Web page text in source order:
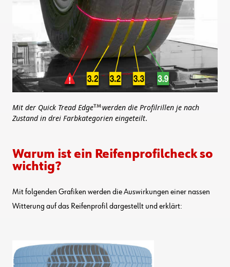
Mit der Quick Tread EdgeTM werden die Profilrillen je nach
Zustand in drei Farbkategorien eingeteilt.
Warum ist ein Reifenprofilcheck so
wichtig?
Mit folgenden Grafiken werden die Auswirkungen einer nassen
Witterung auf das Reifenprofil dargestellt und erklärt: